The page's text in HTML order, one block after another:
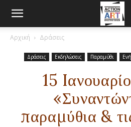
Αρχική Δράσεις
Δράσεις Εκδηλώσεις Παραμύθι
15
παραμύθια &